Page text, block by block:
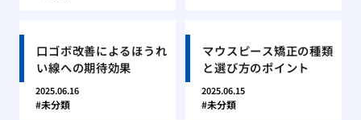
口ゴボ改善によるほうれ
い線への期待効果
2025.06.16
未分類
マウスピース矯正の種類
と選び方のポイント
2025.06.15
未分類